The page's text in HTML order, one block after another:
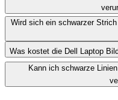
Wird sich ein schwarzer
Was kostet die Dell Laptop
Kann ich schwarze